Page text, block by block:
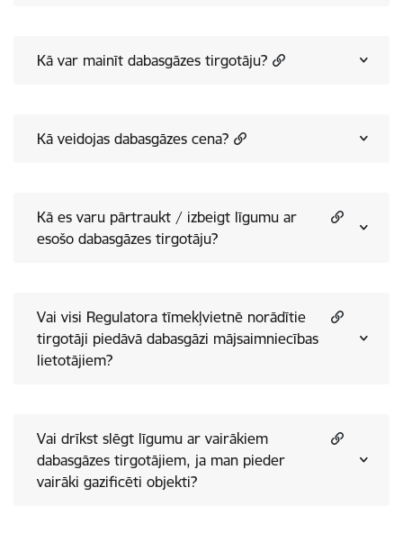
Kā var mainīt dabasgāzes tirgotāju?
Kā veidojas dabasgāzes cena?
Kā es varu pārtraukt / izbeigt līgumu ar
esošo dabasgāzes tirgotāju?
Vai visi Regulatora tīmekļvietnē norādītie
tirgotāji piedāvā dabasgāzi mājsaimniecības
lietotājiem?
Vai drīkst slēgt līgumu ar vairākiem
dabasgāzes tirgotājiem, ja man pieder
vairāki gazificēti objekti?